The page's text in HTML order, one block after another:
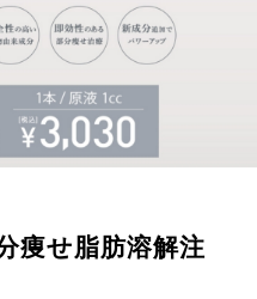
痩せ脂肪溶解注